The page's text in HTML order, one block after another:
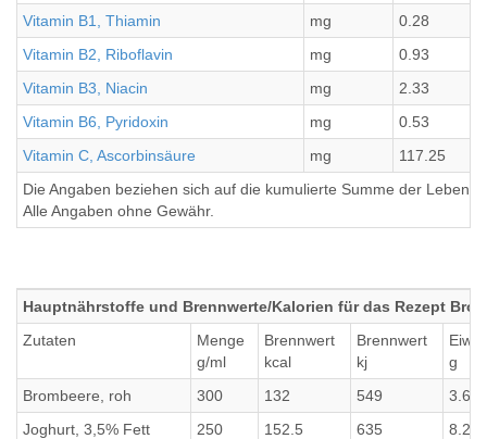
Vitamin B1, Thiamin
mg
0.28
Vitamin B2, Riboflavin
mg
0.93
Vitamin B3, Niacin
mg
2.33
Vitamin B6, Pyridoxin
mg
0.53
Vitamin C, Ascorbinsäure
mg
117.25
Die Angaben beziehen sich auf die kumulierte Summe der
Alle Angaben ohne Gewähr.
Hauptnährstoffe und Brennwerte/Kalorien für das Rezept
Zutaten
Menge
g/ml
Brennwert
kcal
Brennwert
kj
g
Brombeere, roh
300 132 549
3.6
Joghurt, 3,5% Fett
250 152.5 635
8.25